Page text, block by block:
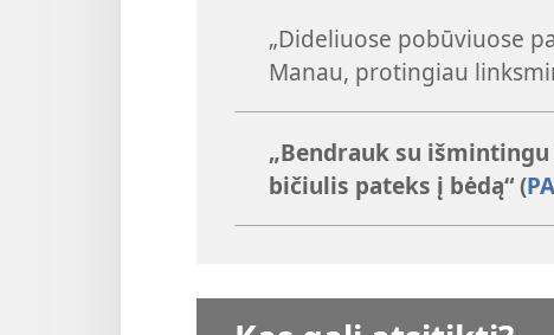
„Dideliuose pobūviuose
Manau, protingiau
„Bendrauk su
bičiulis pateks į bėdą“ (